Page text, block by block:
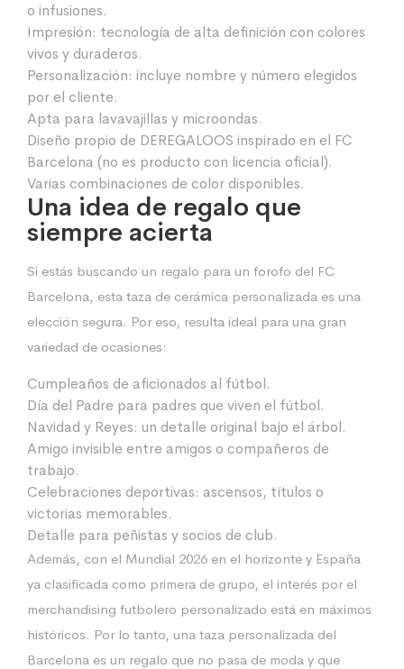
o infusiones.
Impresión: tecnología de alta definición con colores
vivos y duraderos.
Personalización: incluye nombre y número elegidos
por el cliente.
Apta para lavavajillas y microondas.
Diseño propio de DEREGALOOS inspirado en el FC
Barcelona (no es producto con licencia oficial).
Varias combinaciones de color disponibles.
Una idea de regalo que
siempre acierta
Si estás buscando un regalo para un forofo del FC
Barcelona, esta taza de cerámica personalizada es una
elección segura. Por eso, resulta ideal para una gran
variedad de ocasiones:
Cumpleaños de aficionados al fútbol.
Día del Padre para padres que viven el fútbol.
Navidad y Reyes: un detalle original bajo el árbol.
Amigo invisible entre amigos o compañeros de
trabajo.
Celebraciones deportivas: ascensos, títulos o
victorias memorables.
Detalle para peñistas y socios de club.
Además, con el Mundial 2026 en el horizonte y España
ya clasificada como primera de grupo, el interés por el
merchandising futbolero personalizado está en máximos
históricos. Por lo tanto, una taza personalizada del
Barcelona es un regalo que no pasa de moda y que